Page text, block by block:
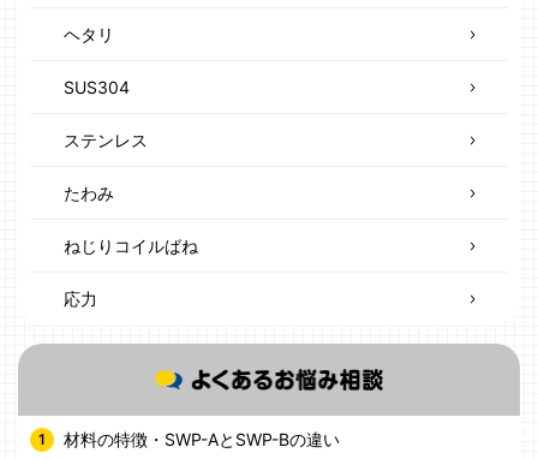
ヘタリ
SUS304
ステンレス
たわみ
ねじりコイルばね
応力
材料の特徴・SWP-AとSWP-Bの違い